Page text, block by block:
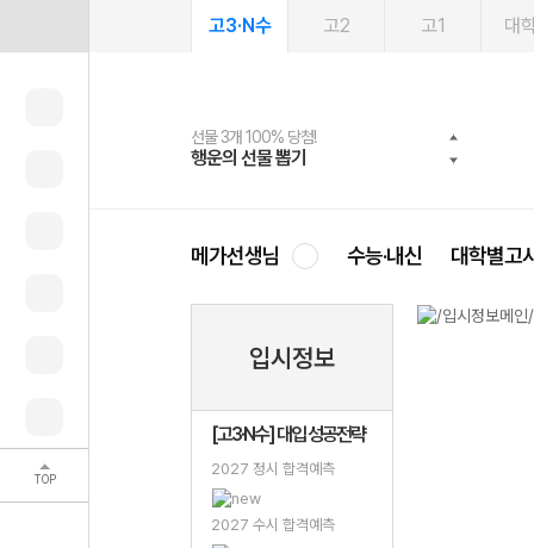
TOP
고3·N수 고2 고1 대
선물 3개 100% 당첨!
행운의 선물 뽑기
선물 100% 증정!
메가스터디 X 올리브
2027 러셀 단과
강사 공개선발
스마트러닝앱
설문 EVENT
메가패스
3일 무료 체험권
메가패스 수강생 무료혜택!
메가클럽 멤버십
사회공헌 캠페인
희망이룸 메가나눔
메가선생님 수능·내신 대학별고
입시정보
[고3·N수] 대입 성공전략
2027 정시 합격예측
2027 수시 합격예측